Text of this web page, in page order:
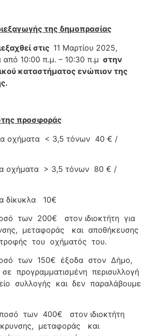
της δημοπρασίας
στις 11 Μαρτίου 2025,
από 10:00 π.μ. – 10:30 π.μ στην
καταστήματος ενώπιον της
προσφοράς
οχήματα < 3,5 τόνων 40 € /
οχήματα > 3,5 τόνων 80 € /
δίκυκλα 10€
των 200€ στον ιδιοκτήτη για
μεταφοράς και αποθήκευσης
του οχήματός του.
των 150€ έξοδα στον Δήμο,
προγραμματισμένη περισυλλογή
συλλογής και δεν παραλάβουμε
των 400€ στον ιδιοκτήτη
μεταφοράς και